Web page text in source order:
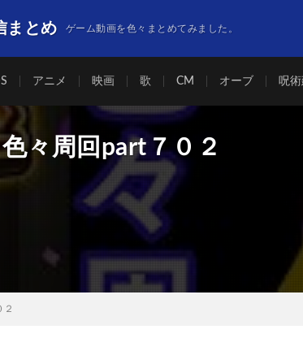
まとめ ゲーム動画を色々まとめてみました。
アニメ 映画 歌 CM オーブ 呪
々周回part７０２
２